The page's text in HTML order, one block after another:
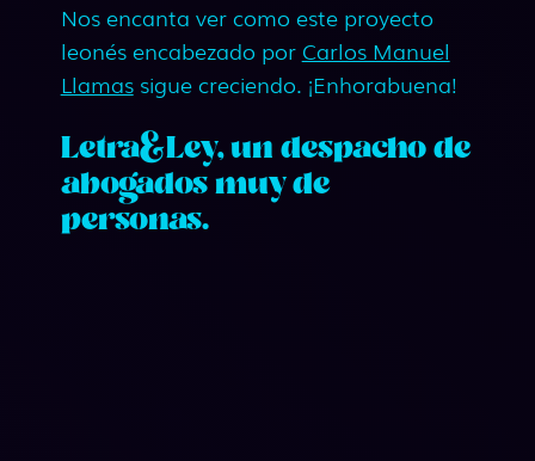
Nos encanta ver como este proyecto
leonés encabezado por Carlos Manuel
Llamassigue creciendo. ¡Enhorabuena!
Letra&Ley, un despacho de
abogados muy de
personas.